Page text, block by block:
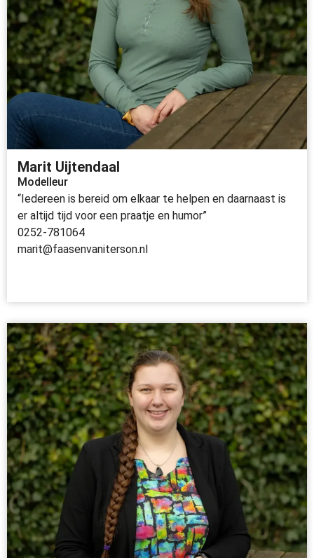
Marit Uijtendaal
Modelleur
“Iedereen is bereid om elkaar te helpen en daarnaast is
er altijd tijd voor een praatje en humor”
0252-781064
marit@faasenvaniterson.nl